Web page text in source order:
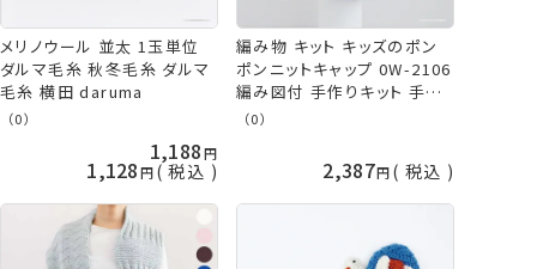
メリノウール 並太 1玉単位
ダルマ毛糸 秋冬毛糸 ダルマ
毛糸 横田 daruma
（0）
1,188
1,128 税込
編み物 キット キッズのポン
ポンニットキャップ 0W-2106
編み図付 手作りキット 手芸
キット 子供 こども キッズ 手
毛糸 ニット帽 青 ブルー ダル
マ 横田 手芸の山久
（0）
2,387 税込